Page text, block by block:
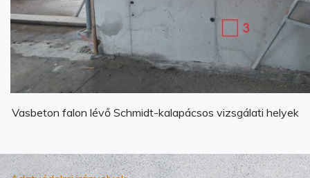
Vasbeton falon lévő Schmidt-kalapácsos vizsgálati helyek